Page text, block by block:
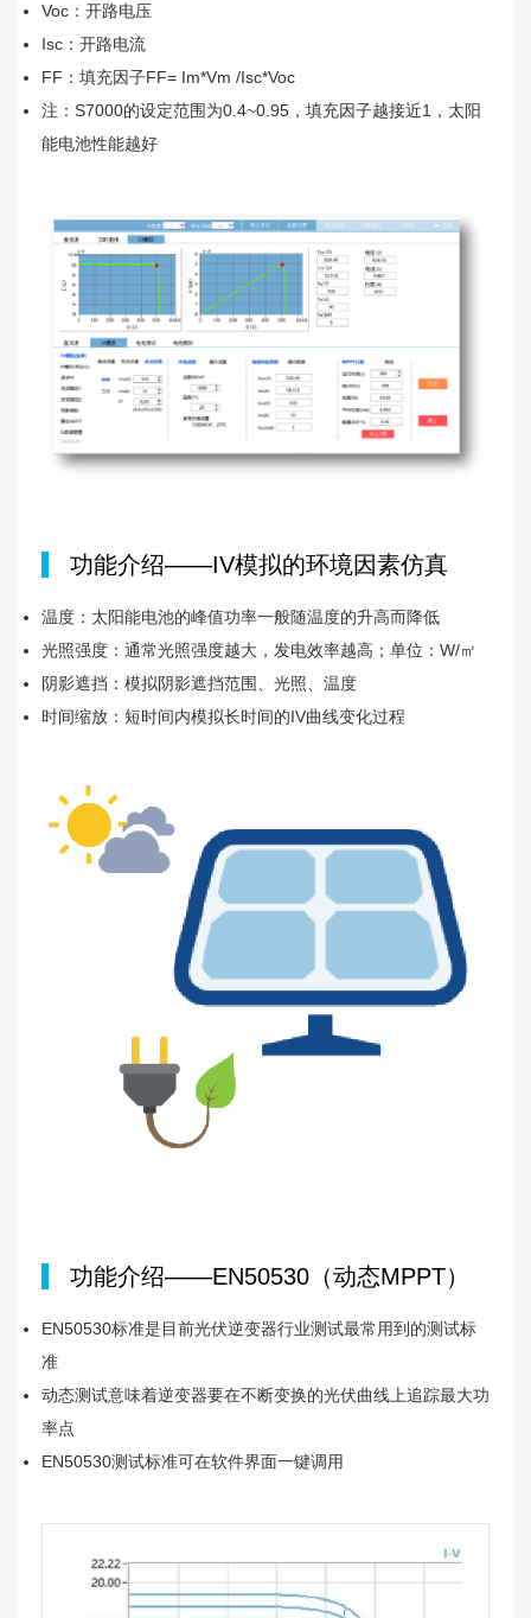
Voc：开路电压
Isc：开路电流
FF：填充因子FF= Im*Vm /Isc*Voc
注：S7000的设定范围为0.4~0.95，填充因子越接近1，太阳
能电池性能越好
功能介绍——IV模拟的环境因素仿真
温度：太阳能电池的峰值功率一般随温度的升高而降低
光照强度：通常光照强度越大，发电效率越高；单位：W/㎡
阴影遮挡：模拟阴影遮挡范围、光照、温度
时间缩放：短时间内模拟长时间的IV曲线变化过程
功能介绍——EN50530（动态MPPT）
EN50530标准是目前光伏逆变器行业测试最常用到的测试标
准
动态测试意味着逆变器要在不断变换的光伏曲线上追踪最大功
率点
EN50530测试标准可在软件界面一键调用